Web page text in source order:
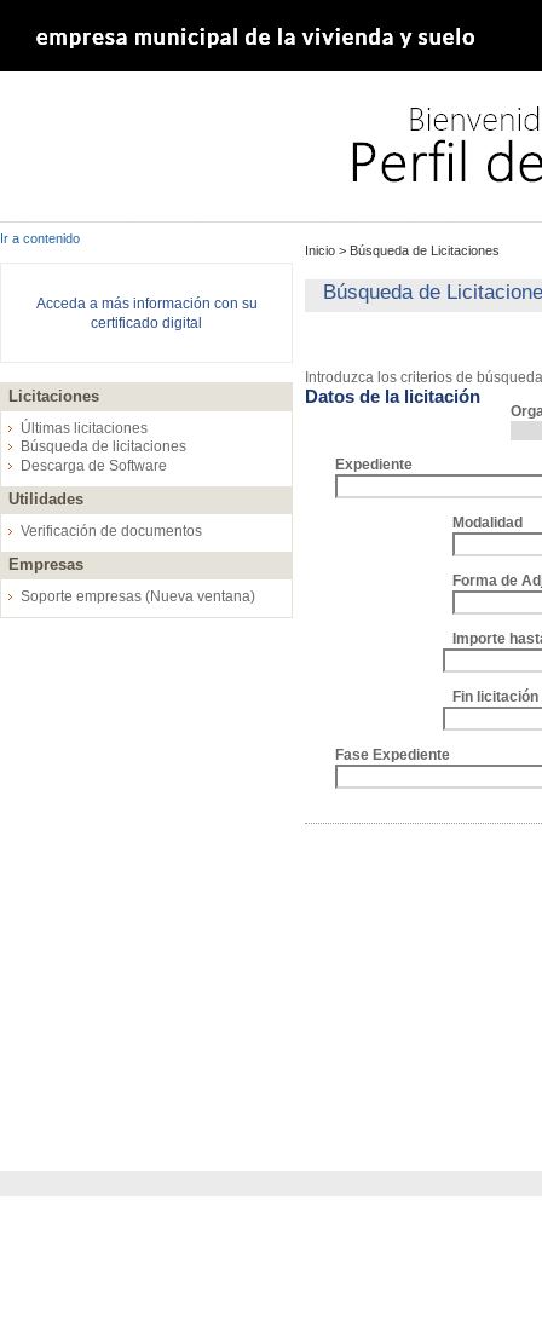
Ir a contenido
Acceda a más información con su
certificado digital
Licitaciones
Últimas licitaciones
Búsqueda de licitaciones
Descarga de Software
Utilidades
Verificación de documentos
Empresas
Soporte empresas (Nueva ventana)
Inicio > Búsqueda de Licitaciones
Búsqueda de
Introduzca los criterios de
Datos de la licitación
Expediente
Modalidad
Forma de
Importe
Fin
Fase Expediente